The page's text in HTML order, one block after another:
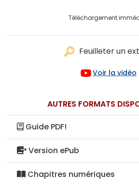
Téléchargement
Feuilleter un
Voir la vidéo
AUTRES FORMATS
Guide PDF!
Version ePub
Chapitres numériques